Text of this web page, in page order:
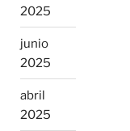
2025
junio
2025
abril
2025